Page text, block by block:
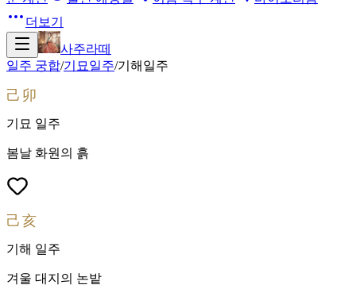
더보기
사주라떼
일주 궁합/기묘 일주/기해 일주
己卯
기묘 일주
봄날 화원의 흙
己亥
기해 일주
겨울 대지의 논밭